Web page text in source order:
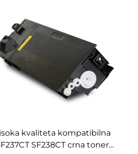
kvaliteta kompatibilna
SF238CT crna toner